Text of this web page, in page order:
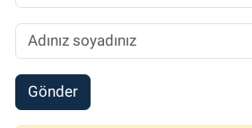
Gönder